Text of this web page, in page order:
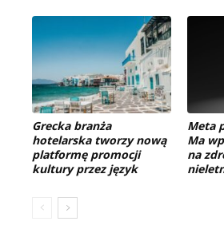
Grecka branża
hotelarska tworzy nową
platformę promocji
kultury przez język
Meta
Ma
na